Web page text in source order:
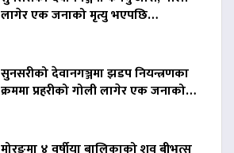
लागेर एक जनाको मृत्यु भएपछि…
सुनसरीको देवानगञ्जमा झडप नियन्त्रणका
क्रममा प्रहरीको गोली लागेर एक जनाको…